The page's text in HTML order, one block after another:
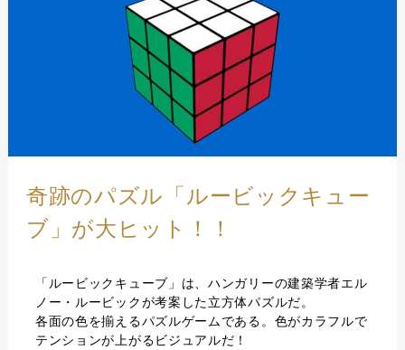
奇跡のパズル「ルービックキュー
ブ」が大ヒット！！
「ルービックキューブ」は、ハンガリーの建築学者エル
ノー・ルービックが考案した立方体パズルだ。
各面の色を揃えるパズルゲームである。色がカラフルで
テンションが上がるビジュアルだ！